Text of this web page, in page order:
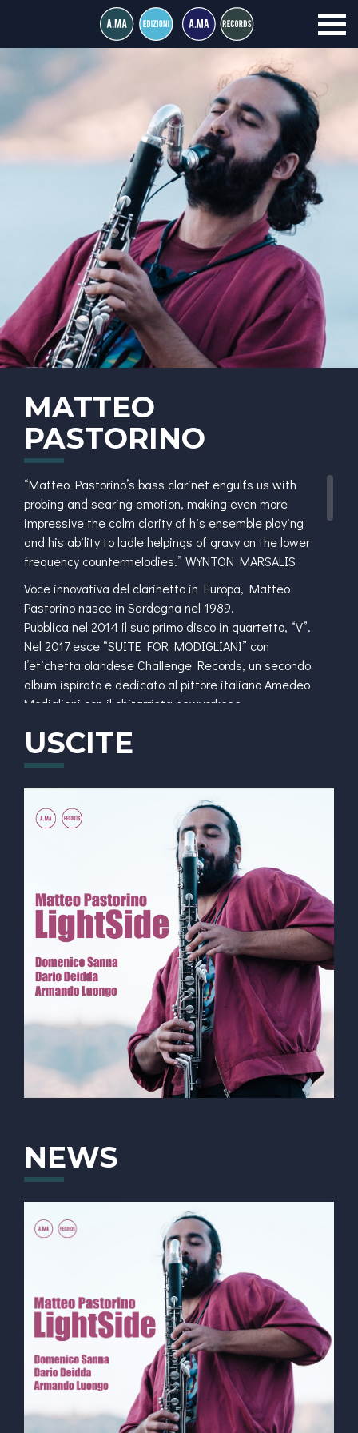
MATTEO
PASTORINO
“Matteo Pastorino’s bass clarinet engulfs us with
probing and searing emotion, making even more
impressive the calm clarity of his ensemble playing
and his ability to ladle helpings of gravy on the lower
frequency countermelodies.” WYNTON MARSALIS
Voce innovativa del clarinetto in Europa, Matteo
Pastorino nasce in Sardegna nel 1989.
Pubblica nel 2014 il suo primo disco in quartetto, “V”.
Nel 2017 esce “SUITE FOR MODIGLIANI” con
l’etichetta olandese Challenge Records, un secondo
album ispirato e dedicato al pittore italiano Amedeo
Modigliani con il chitarrista newyorkese
Nel 2025 ritorna con un nuovo album prodotto
dall’etichetta italiana A.Ma Records,
la star europea del basso, Dario Deidda.
Matteo ha collaborato e collabora attivamente con
grandi nomi come David Linx, Guillaume De Chas- sy,
Paolo Fresu, Antonello Salis, Gilad Hekselman, Joe
Sanders, Shay Maestro, Francesco Ciniglio, Raphael
Imbert, Francesco Bearzatti, Nicola Andrioli, Sélène
Saint-Aimé per citarne alcuni.
Si esibito in tanti paesi del mondo come la Francia,
l’Inghilterra, la Spagna, il Belgio, gli Stati Uniti, il
Pakistan, il Senegal...
Inizia a suonare il clarinetto come autodidatta all’età
di 13 anni e si appassiona velocemente al jazz grazie
a suo padre contrabbassista. Dal 2002 al 2007
frequenta i seminari di Nuoro Jazz diretti da Paolo
Fresu dove comincia a approfondire lo studio di
questa musica e dove vincerà diverse borse di studio
Penn, Aaron Goldberg, Miguel Zenon, qui vince la
borsa di studio dei migliori allievi che gli permetterà
di studiare l’anno seguente con il sassofonista
statunitense Chris Potter.
Nel 2008, a 19 anni, si trasferisce a Parigi dove
frequenta il corso di jazz del Conservatorio, si laurea
nel 2012 con il massimo dei voti. Dal 2013 al 2020
trascorre un mese all’anno a New York per suonare,
studiare e confrontarsi con i musicisti della scena
newyorkese.
Nel 2016 crea il San Teodoro Jazz Festival in
Sardegna.
Borsa di Studio - Migliori Allievi NUORO JAZZ (2007)
USCITE
NEWS